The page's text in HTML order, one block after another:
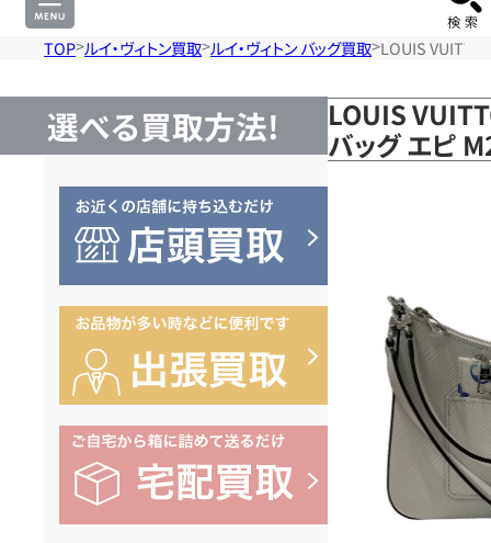
TOP ルイ・ヴィトン買取 ルイ・ヴィトン バッグ買取 LOUIS
選べる買取方法!
LOUIS
バッグ エピ